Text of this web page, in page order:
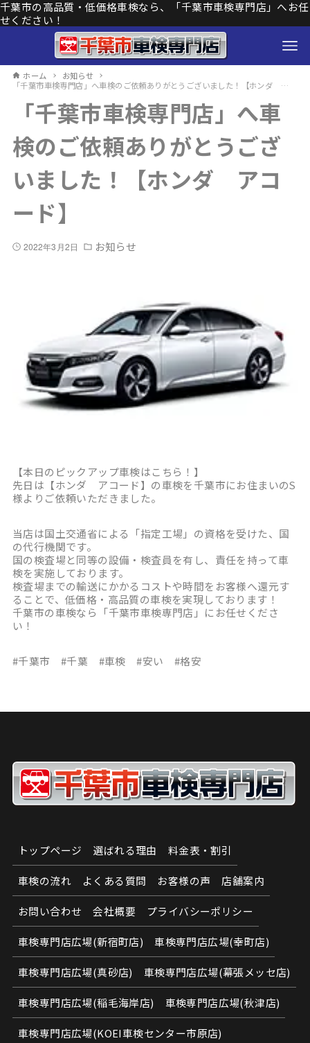
千葉市の高品質・低価格車検なら、「千葉市車検専門店」へお任
せください！
ホーム
お知らせ
「千葉市車検専門店」へ車検のご依頼ありがとうございました！【ホンダ アコード】
「千葉市車検専門店」へ車
検のご依頼ありがとうござ
いました！【ホンダ アコ
ード】
2022年3月2日 お知らせ
【本日のピックアップ車検はこちら！】
先日は【ホンダ アコード】の車検を千葉市にお住まいのS
様よりご依頼いただきました。
当店は国土交通省による「指定工場」の資格を受けた、国
の代行機関です。
国の検査場と同等の設備・検査員を有し、責任を持って車
検を実施しております。
検査場までの輸送にかかるコストや時間をお客様へ還元す
ることで、低価格・高品質の車検を実現しております！
千葉市の車検なら「千葉市車検専門店」にお任せくださ
い！
#千葉市 #千葉 #車検 #安い #格安
トップページ 選ばれる理由 料金表・割引
車検の流れ よくある質問 お客様の声 店舗案内
お問い合わせ 会社概要 プライバシーポリシー
車検専門店広場(新宿町店) 車検専門店広場(幸町店)
車検専門店広場(真砂店) 車検専門店広場(幕張メッセ店)
車検専門店広場(稲毛海岸店) 車検専門店広場(秋津店)
車検専門店広場(KOEI車検センター市原店)